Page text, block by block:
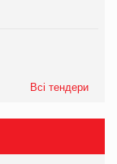
Всі тендери